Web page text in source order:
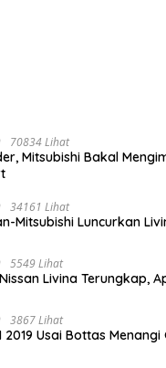
70834 Lihat
Mitsubishi Bakal
34161 Lihat
Mitsubishi Luncurkan
5549 Lihat
Livina Terungkap,
3867 Lihat
2019 Usai Bottas Menangi